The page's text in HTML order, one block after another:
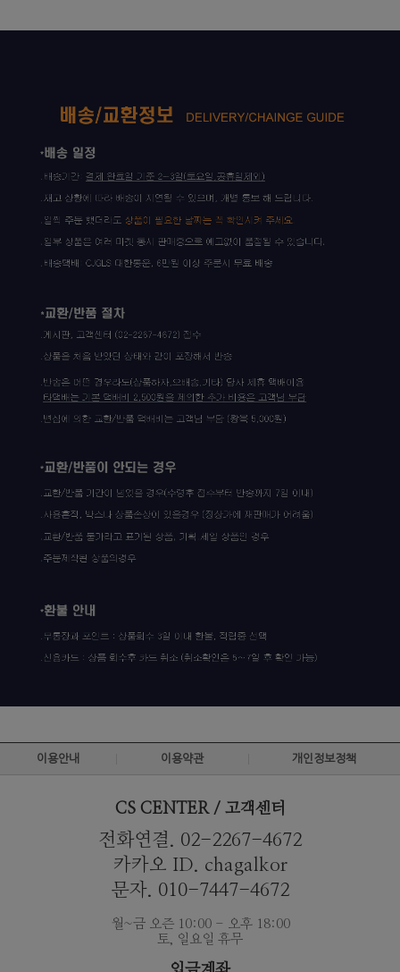
이용안내 이용약관 개인정보정책
CS CENTER / 고객센터
전화연결. 02-2267-4672
카카오 ID. chagalkor
문자. 010-7447-4672
월~금 오즌 10:00 - 오후 18:00
토, 일요일 휴무